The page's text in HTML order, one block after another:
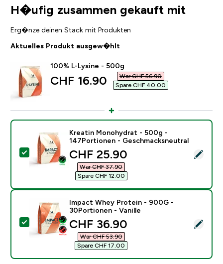
H�ufig zusammen gekauft mit
Erg�nze deinen Stack mit Produkten
Aktuelles Produkt ausgew�hlt
100% L-Lysine - 500g
discounted price
CHF 16.90‎
War CHF 56.90‎
Spare CHF 40.00‎
Dieses Produkt ausw�hlen - Kreatin Monohydrat -
Kreatin Monohydrat - 500g -
147Portionen - Geschmacksneutral
discounted price
CHF 25.90‎
War CHF 37.90‎
Spare CHF 12.00‎
Dieses Produkt ausw�hlen - Impact Whey Protein -
Impact Whey Protein - 900G -
30Portionen - Vanille
discounted price
CHF 36.90‎
War CHF 53.90‎
Spare CHF 17.00‎